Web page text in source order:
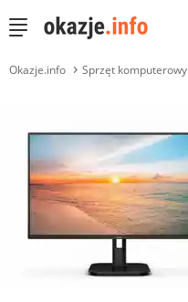
Okazje.info Sprzęt komputerowy